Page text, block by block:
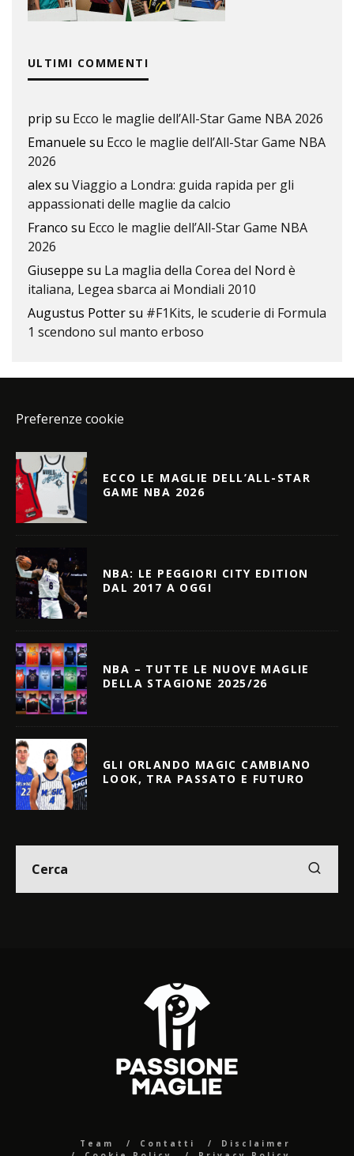
ULTIMI COMMENTI
prip su Ecco le maglie dell’All-Star Game NBA 2026
Emanuele su Ecco le maglie dell’All-Star Game NBA
2026
alexsu Viaggio a Londra: guida rapida per gli
appassionati delle maglie da calcio
Franco su Ecco le maglie dell’All-Star Game NBA
2026
Giuseppe su La maglia della Corea del Nord è
italiana, Legea sbarca ai Mondiali 2010
Augustus Pottersu #F1Kits, le scuderie di Formula
1 scendono sul manto erboso
Preferenze cookie
ECCO LE MAGLIE DELL’ALL-STAR
GAME NBA 2026
NBA: LE PEGGIORI CITY EDITION
DAL 2017 A OGGI
NBA – TUTTE LE NUOVE MAGLIE
DELLA STAGIONE 2025/26
GLI ORLANDO MAGIC CAMBIANO
LOOK, TRA PASSATO E FUTURO
Team Contatti
Disclaimer